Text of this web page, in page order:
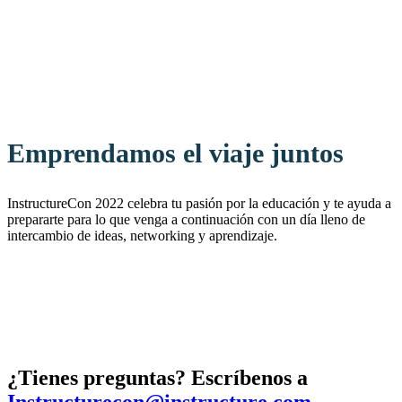
Emprendamos el viaje juntos
InstructureCon 2022 celebra tu pasión por la educación y te ayuda a
prepararte para lo que venga a continuación con un día lleno de
intercambio de ideas, networking y aprendizaje.
¿Tienes preguntas? Escríbenos a